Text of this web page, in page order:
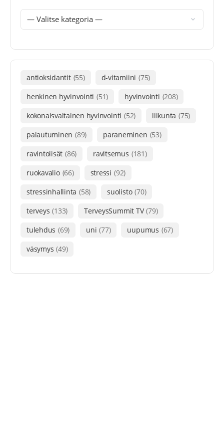
antioksidantit (55) d-vitamiini (75)
henkinen hyvinvointi (51) hyvinvointi (208)
kokonaisvaltainen hyvinvointi (52) liikunta (75)
palautuminen (89) paraneminen (53)
ravintolisät (86) ravitsemus (181)
ruokavalio (66) stressi (92)
stressinhallinta (58) suolisto (70)
terveys (133) TerveysSummit TV (79)
tulehdus (69) uni (77) uupumus (67)
väsymys (49)